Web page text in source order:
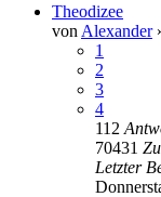
Theodizee
von Alexander
1
2
3
4
112
70431
Letzter